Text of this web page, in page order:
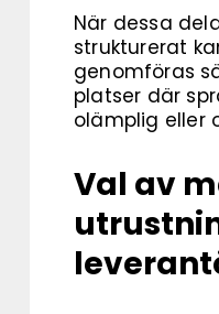
När dessa
strukturerat
genomföras
platser där
olämplig eller
Val av